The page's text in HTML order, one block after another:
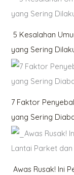
5 Kesalahan
yang Sering
7 Faktor
yang Sering
Awas Rusak! Ini